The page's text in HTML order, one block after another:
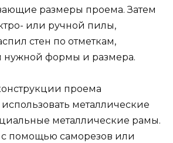
размеры проема. Затем
или ручной пилы,
стен по отметкам,
нужной формы и размера.
проема
металлические
металлические рамы.
помощью саморезов или